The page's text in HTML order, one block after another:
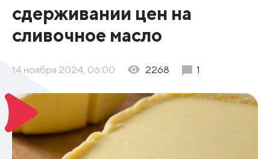
сдерживании цен на
сливочное масло
14 ноября 2024, 06:00 2268 1